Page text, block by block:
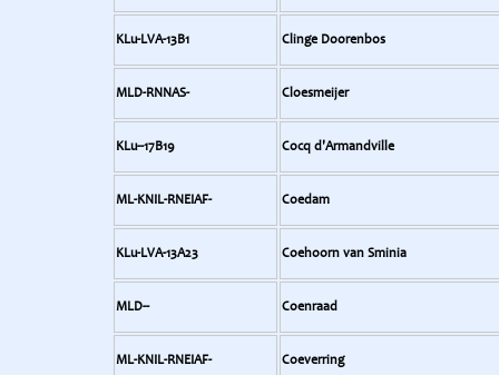
KLu-LVA-13B1 Clinge Doorenbos
MLD-RNNAS- Cloesmeijer
KLu--17B19 Cocq d'Armandville
ML-KNIL-RNEIAF- Coedam
KLu-LVA-13A23 Coehoorn van Sminia
MLD-- Coenraad
ML-KNIL-RNEIAF- Coeverring